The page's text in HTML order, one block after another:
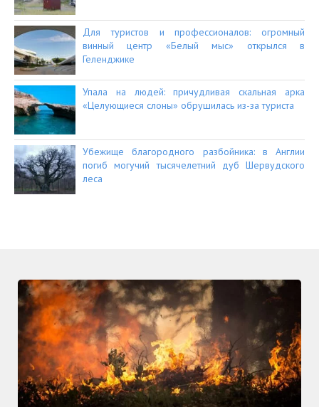
Для туристов и профессионалов: огромный
винный центр «Белый мыс» открылся в
Геленджике
Упала на людей: причудливая скальная арка
«Целующиеся слоны» обрушилась из-за туриста
Убежище благородного разбойника: в Англии
погиб могучий тысячелетний дуб Шервудского
леса